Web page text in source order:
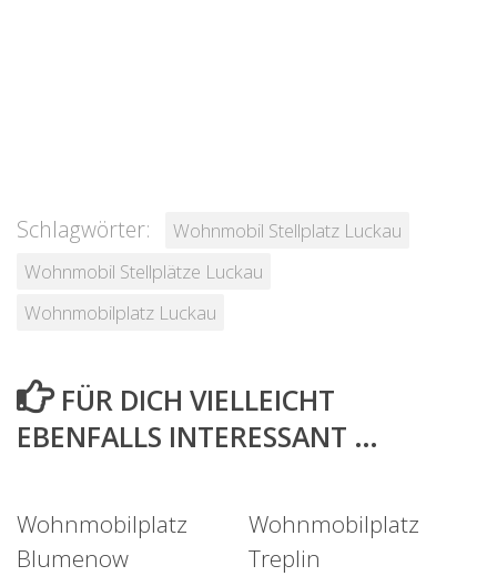
Schlagwörter:
Wohnmobil Stellplatz Luckau
Wohnmobil Stellplätze Luckau
Wohnmobilplatz Luckau
FÜR DICH VIELLEICHT
EBENFALLS INTERESSANT …
Wohnmobilplatz
Blumenow
Wohnmobilplatz
Treplin